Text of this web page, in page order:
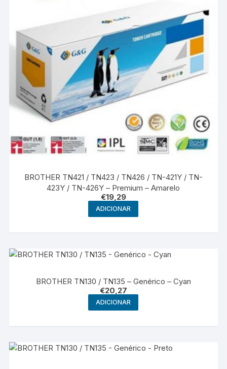
BROTHER TN421 / TN423 / TN426 / TN-421Y / TN-
423Y / TN-426Y – Premium – Amarelo
€19,29
ADICIONAR
BROTHER TN130 / TN135 – Genérico – Cyan
€20,27
ADICIONAR